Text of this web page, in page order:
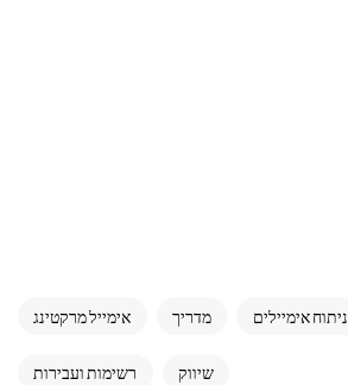
אימייל מרקטינג מדריך ניתוח אימיילים
רשימות ועבירות שיווק